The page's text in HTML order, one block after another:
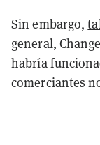
Sin embargo,
general,
habría
comerciantes